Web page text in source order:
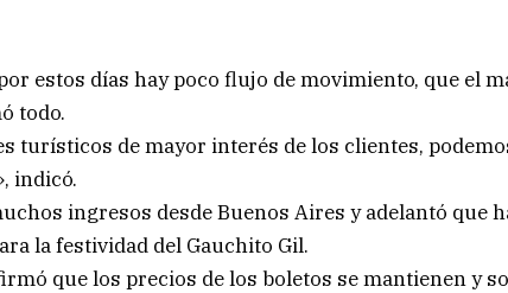
estos días hay poco flujo de movimiento, que el
todo.
turísticos de mayor interés de los clientes,
indicó.
ingresos desde Buenos Aires y adelantó que
la festividad del Gauchito Gil.
que los precios de los boletos se mantienen y